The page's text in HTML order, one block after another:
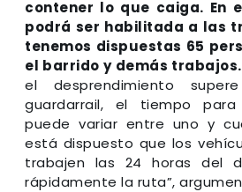
contener lo que caiga. En
podrá ser habilitada a las
tenemos dispuestas 65
el barrido y demás trabajos.
el desprendimiento
guardarrail, el tiempo
puede variar entre uno y
está dispuesto que los
trabajen las 24 horas del
rápidamente la ruta”,